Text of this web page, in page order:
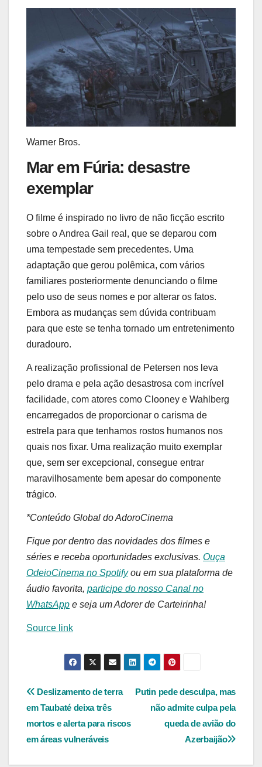
Warner Bros.
Mar em Fúria: desastre
exemplar
O filme é inspirado no livro de não ficção escrito
sobre o Andrea Gail real, que se deparou com
uma tempestade sem precedentes. Uma
adaptação que gerou polêmica, com vários
familiares posteriormente denunciando o filme
pelo uso de seus nomes e por alterar os fatos.
Embora as mudanças sem dúvida contribuam
para que este se tenha tornado um entretenimento
duradouro.
A realização profissional de Petersen nos leva
pelo drama e pela ação desastrosa com incrível
facilidade, com atores como Clooney e Wahlberg
encarregados de proporcionar o carisma de
estrela para que tenhamos rostos humanos nos
quais nos fixar. Uma realização muito exemplar
que, sem ser excepcional, consegue entrar
maravilhosamente bem apesar do componente
trágico.
*Conteúdo Global do AdoroCinema
Fique por dentro das novidades dos filmes e
séries e receba oportunidades exclusivas. Ouça
OdeioCinema no Spotifyou em sua plataforma de
áudio favorita, participe do nosso Canal no
WhatsApp e seja um Adorer de Carteirinha!
Source link
Navegação
de
Post
Putin pede desculpa, mas
não admite culpa pela
queda de avião do
Azerbaijão
Deslizamento de terra
em Taubaté deixa três
mortos e alerta para riscos
em áreas vulneráveis